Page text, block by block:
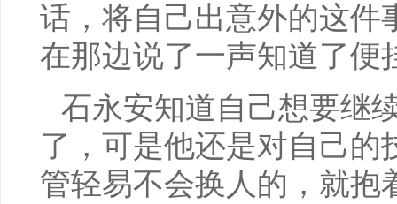
话，将自己出意外的这件
在那边说了一声知道了便
石永安知道自己想要继
了，可是他还是对自己的
管轻易不会换人的，就抱